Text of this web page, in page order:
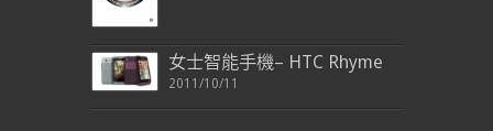
女士智能手機– HTC Rhyme
2011/10/11